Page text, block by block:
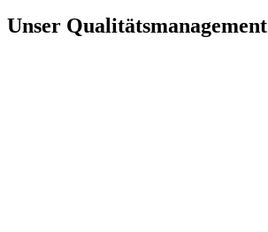
Unser Qualitätsmanagement